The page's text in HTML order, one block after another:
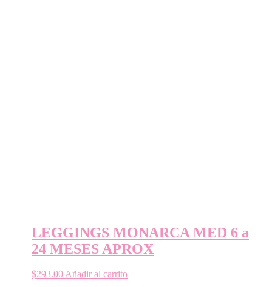
LEGGINGS MONARCA MED 6 a
24 MESES APROX
$293.00Añadir al carrito